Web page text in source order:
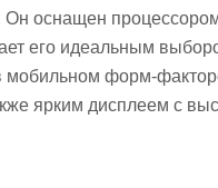
оснащен
его идеальным
мобильном форм-
ярким дисплеем с